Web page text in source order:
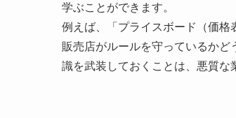
学ぶことができます。
例えば、「プライスボード（価
販売店がルールを守っているかど
識を武装しておくことは、悪質な